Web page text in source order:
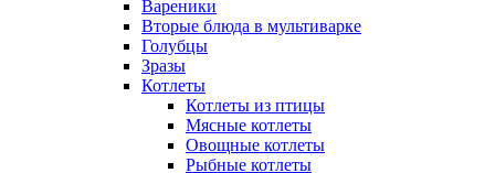
Вареники
Вторые блюда в мультиварке
Голубцы
Зразы
Котлеты
Котлеты из птицы
Мясные котлеты
Овощные котлеты
Рыбные котлеты